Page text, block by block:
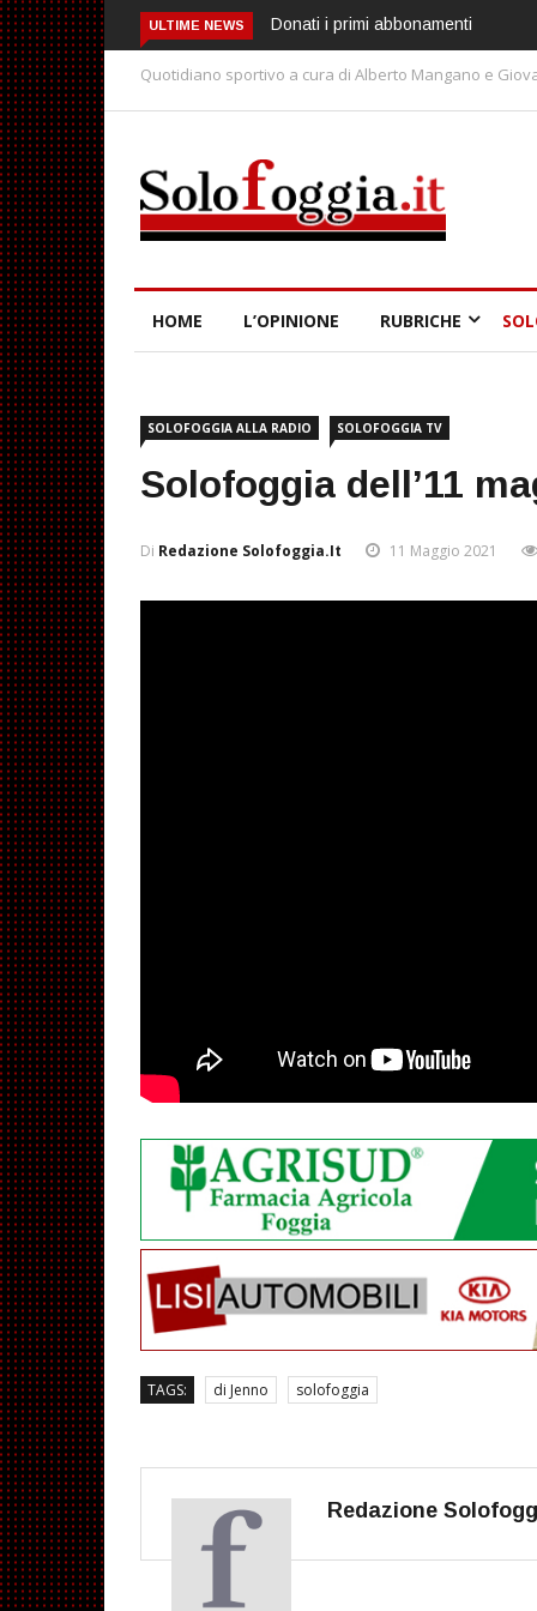
ULTIME NEWS Donati i primi abbonamenti
Quotidiano sportivo a cura di Alberto Mangano e
HOME L’OPINIONE RUBRICHE
SOLOFOGGIA ALLA RADIO SOLOFOGGIA TV
Solofoggia dell’11
Di Redazione Solofoggia.it 11 Maggio 2021
TAGS: di Jenno solofoggia
Redazione